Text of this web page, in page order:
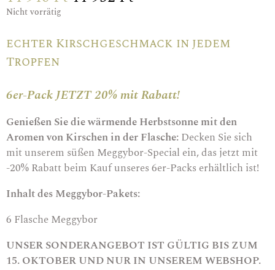
Nicht vorrätig
echter Kirschgeschmack in jedem
Tropfen
6er-Pack JETZT 20% mit Rabatt!
Genießen Sie die wärmende Herbstsonne mit den
Aromen von Kirschen in der Flasche:Decken Sie sich
mit unserem süßen Meggybor-Special ein, das jetzt mit
-20% Rabatt beim Kauf unseres 6er-Packs erhältlich ist!
Inhalt des Meggybor-Pakets:
6 FlascheMeggybor
UNSER SONDERANGEBOT IST GÜLTIG BIS ZUM
15. OKTOBER UND NUR IN UNSEREM WEBSHOP.